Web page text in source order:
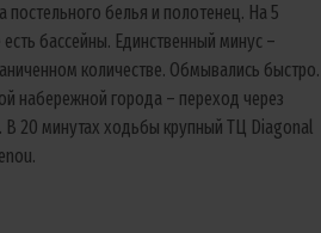
белья и полотенец. На 5
бассейны. Единственный минус –
количестве. Обмывались быстро.
набережной города – переход через
В 20 минутах ходьбы крупный ТЦ Diagonal